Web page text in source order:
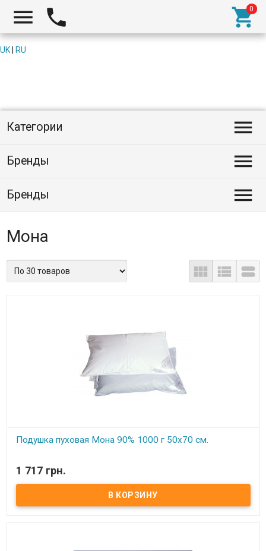
  
UK RU
Категории 
Бренды 
Бренды 
Мона
  
Подушка пуховая Мона 90% 1000 г 50х70 см.
Цвет:
90% гусиный серый пух, 10% мелкого пера .
Чехол:100% хлопок, тик.
1 717 грн.